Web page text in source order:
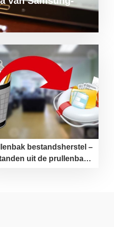
bestandsherstel –
uit de prullenbak